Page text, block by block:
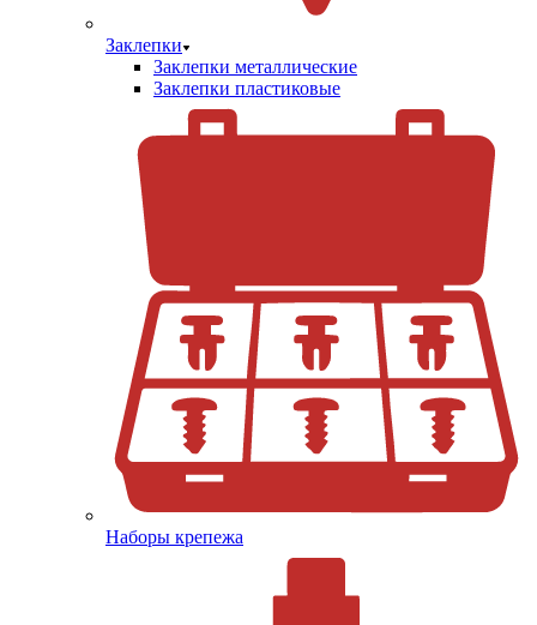
Заклепки
Заклепки металлические
Заклепки пластиковые
Наборы крепежа